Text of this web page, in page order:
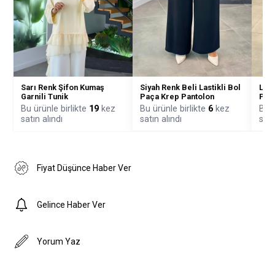
Sarı Renk Şifon Kumaş
Garnili Tunik
Bu ürünle birlikte 19 kez
satın alındı
Siyah Renk Beli Lastikli Bol
Paça Krep Pantolon
Bu ürünle birlikte 6kez
satın alındı
Bu
Fiyat Düşünce Haber Ver
Gelince Haber Ver
Yorum Yaz